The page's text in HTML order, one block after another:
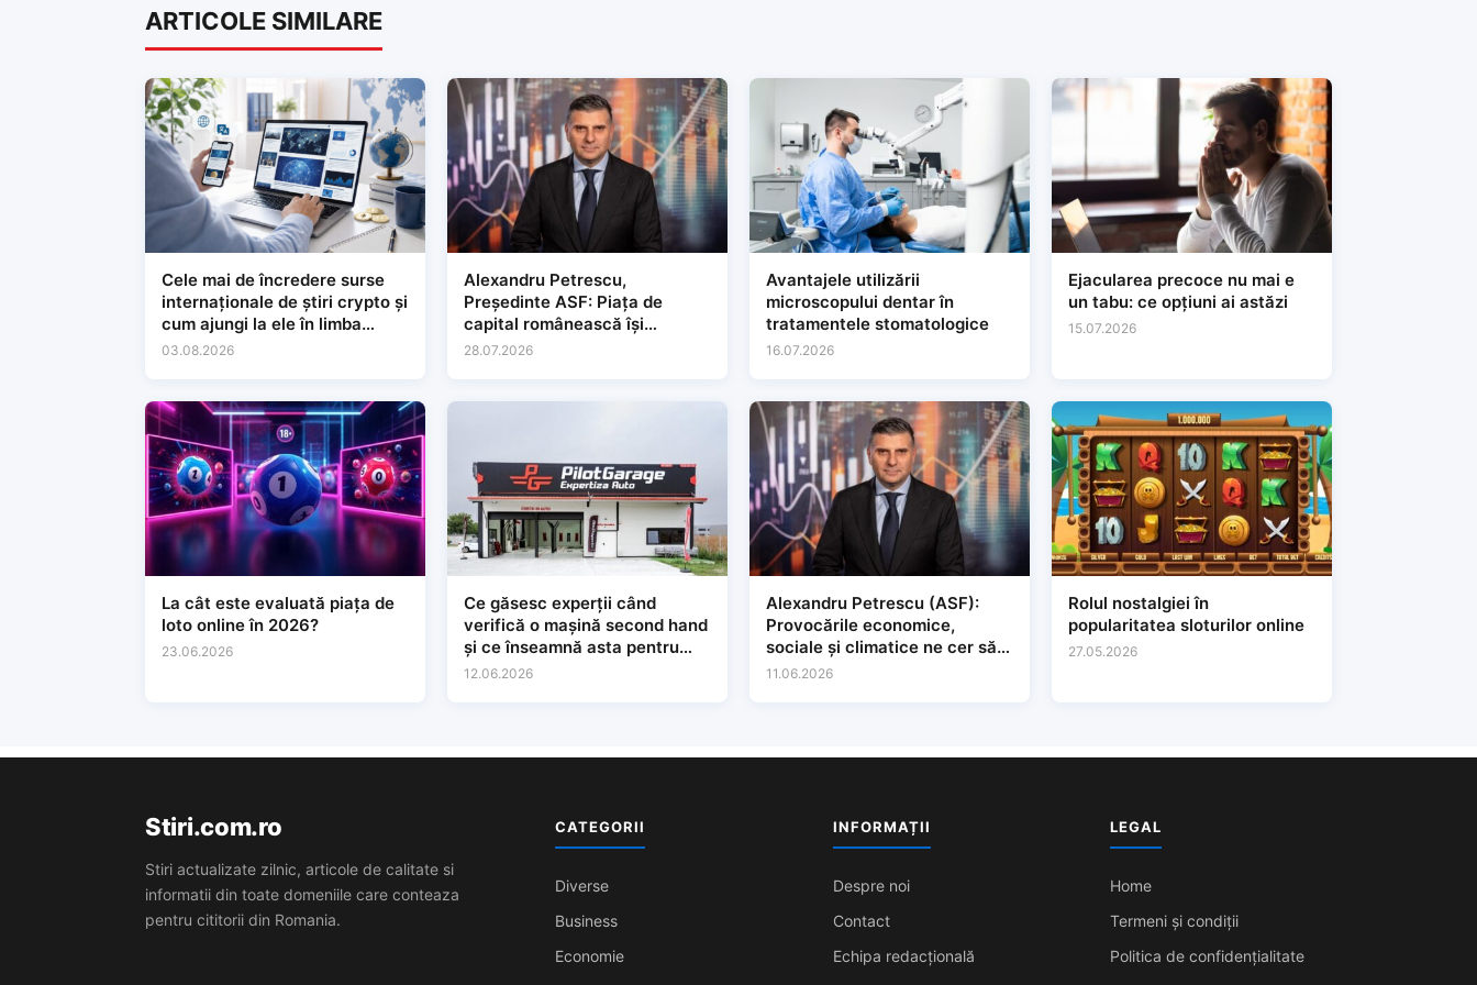
ARTICOLE SIMILARE
Cele mai de încredere surse
internaționale de știri crypto și
cum ajungi la ele în limba
română
03.08.2026
Alexandru Petrescu,
Președinte ASF: Piața de
capital românească își
lărgește baza și își
28.07.2026
Avantajele utilizării
microscopului dentar în
tratamentele stomatologice
16.07.2026
Ejacularea precoce nu mai e
un tabu: ce opțiuni ai astăzi
15.07.2026
La cât este evaluată piața de
loto online în 2026?
23.06.2026
Ce găsesc experții când
verifică o mașină second hand
și ce înseamnă asta pentru
tine
12.06.2026
Alexandru Petrescu (ASF):
Provocările economice,
sociale și climatice ne cer să
regândim modul în care
11.06.2026
Rolul nostalgiei în
popularitatea sloturilor online
27.05.2026
Stiri.com.ro
Stiri actualizate zilnic, articole de calitate si
informatii din toate domeniile care conteaza
pentru cititorii din Romania.
CATEGORII
Diverse
Business
Economie
INFORMAȚII
Despre noi
Contact
Echipa redacțională
LEGAL
Home
Termeni și condiții
Politica de confidențialitate